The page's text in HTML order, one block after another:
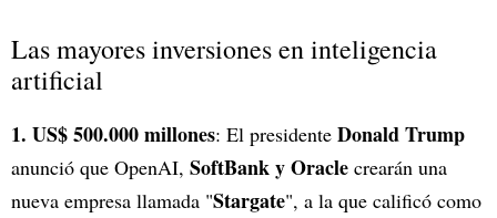
Las mayores inversiones en inteligencia
artificial
1. US$ 500.000 millones: El presidente Donald Trump
anunció que OpenAI, SoftBank y Oracle crearán una
nueva empresa llamada "Stargate", a la que calificó como